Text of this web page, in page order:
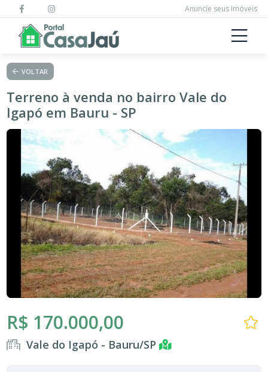
Anuncie seus Imóveis
VOLTAR
Terreno à venda no bairro Vale do
Igapó em Bauru - SP
R$ 170.000,00
Vale do Igapó - Bauru/SP